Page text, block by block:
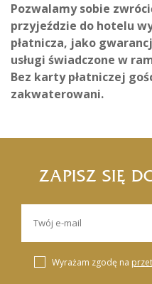
Pozwalamy sobie
przyjeździe do hotelu
płatnicza, jako
usługi świadczone w
Bez karty płatniczej
zakwaterowani.​
ZAPISZ SIĘ
Wyrażam zgodę na